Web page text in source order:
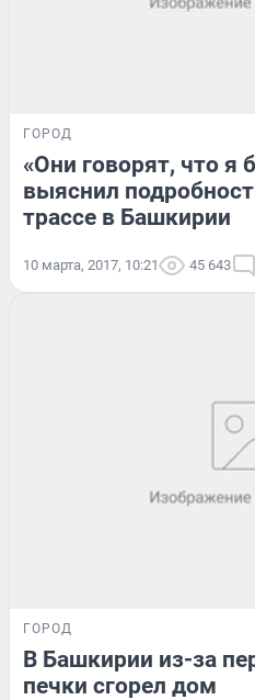
ГОРОД
«Они говорят, что я
выяснил
трассе в Башкирии
10 марта, 2017, 10:21 45 643
ГОРОД
В Башкирии из-за
печки сгорел дом